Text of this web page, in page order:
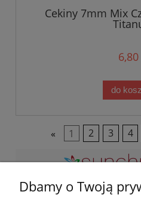
Cekiny 7mm Mix
6,80
do
« 1 2 3 4
Dbamy o Twoją